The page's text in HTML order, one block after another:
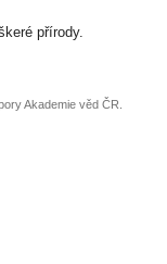
přírody.
Akademie věd ČR.